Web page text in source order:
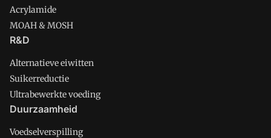
Acrylamide
MOAH & MOSH
R&D
Alternatieve eiwitten
Suikerreductie
Ultrabewerkte voeding
Duurzaamheid
Voedselverspilling